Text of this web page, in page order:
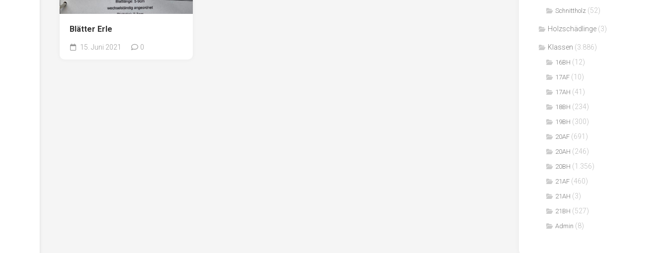
Blätter Erle
15. Juni 2021 0
Schnittholz (52)
Holzschädlinge (3)
Klassen (3.886)
16BH (12)
17AF (10)
17AH (41)
18BH (234)
19BH (300)
20AF (691)
20AH (246)
20BH (1.356)
21AF (460)
21AH (3)
21BH (527)
Admin (8)